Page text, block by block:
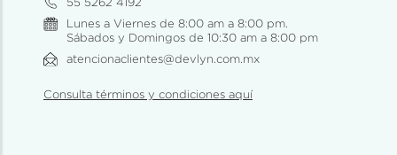
Lunes a Viernes de 8:00 am a 8:00 pm.
Sábados y Domingos de 10:30 am a 8:00 pm
atencionaclientes@devlyn.com.mx
Consulta términos y condiciones aquí